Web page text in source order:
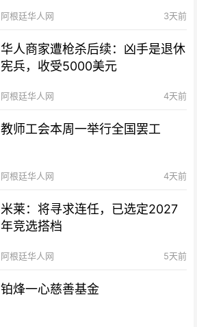
阿根廷华人网 3天前
华人商家遭枪杀后续：凶手是退休
宪兵，收受5000美元
阿根廷华人网 4天前
教师工会本周一举行全国罢工
阿根廷华人网 4天前
米莱：将寻求连任，已选定2027
年竞选搭档
阿根廷华人网 5天前
铂烽一心慈善基金